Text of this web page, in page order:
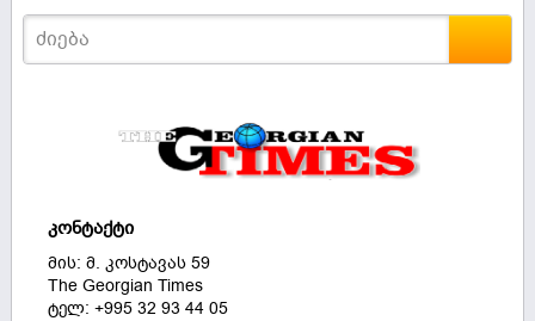
კონტაქტი
მის: მ. კოსტავას 59
The Georgian Times
ტელ: +995 32 93 44 05